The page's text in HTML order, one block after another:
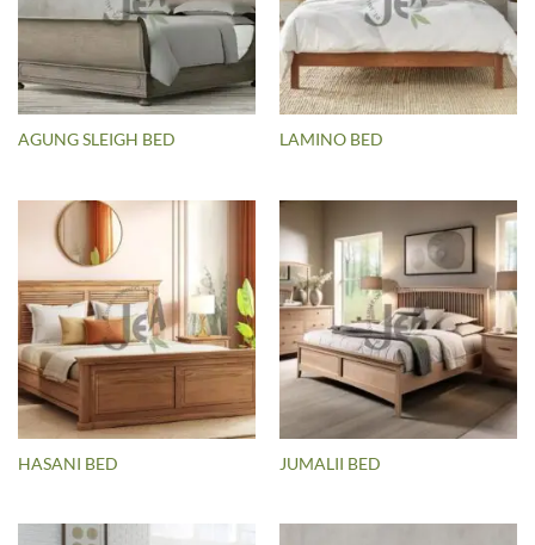
AGUNG SLEIGH BED LAMINO BED
HASANI BED JUMALII BED